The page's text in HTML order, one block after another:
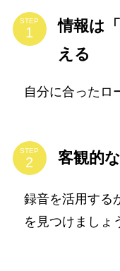
STEP
情報は
える
自分に合ったロ
STEP 客観的
録音を活用する
を見つけましょ